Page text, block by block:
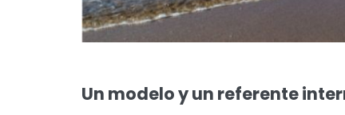
Un modelo y un referente